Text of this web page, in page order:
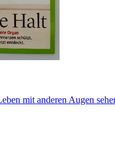
mit anderen Augen